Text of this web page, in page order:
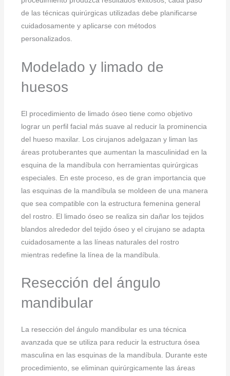
de las técnicas quirúrgicas utilizadas debe planificarse
cuidadosamente y aplicarse con métodos
personalizados.
Modelado y limado de
huesos
El procedimiento de limado óseo tiene como objetivo
lograr un perfil facial más suave al reducir la prominencia
del hueso maxilar. Los cirujanos adelgazan y liman las
áreas protuberantes que aumentan la masculinidad en la
esquina de la mandíbula con herramientas quirúrgicas
especiales. En este proceso, es de gran importancia que
las esquinas de la mandíbula se moldeen de una manera
que sea compatible con la estructura femenina general
del rostro. El limado óseo se realiza sin dañar los tejidos
blandos alrededor del tejido óseo y el cirujano se adapta
cuidadosamente a las líneas naturales del rostro
mientras redefine la línea de la mandíbula.
Resección del ángulo
mandibular
La resección del ángulo mandibular es una técnica
avanzada que se utiliza para reducir la estructura ósea
masculina en las esquinas de la mandíbula. Durante este
procedimiento, se eliminan quirúrgicamente las áreas